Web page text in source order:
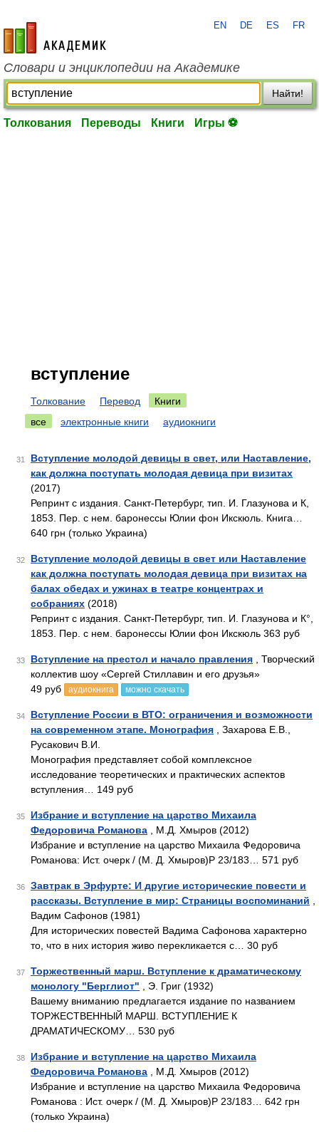
academic.ru
EN DE ES FR
Словари и энциклопедии на Академике
Найти!
Толкования Переводы Книги Игры ⚽
вступление
Толкование Перевод
Книги
все
электронные книги аудиокниги
31
Вступление молодой девицы в свет, или Наставление,
как должна поступать молодая девица при визитах
(2017)
Репринт с издания. Санкт-Петербург, тип. И. Глазунова и К,
1853. Пер. с нем. баронессы Юлии фон Икскюль. Книга…
640 грн (только Украина)
32
Вступление молодой девицы в свет или Наставление
как должна поступать молодая девица при визитах на
балах обедах и ужинах в театре концентрах и
собраниях (2018)
Репринт с издания. Санкт-Петербург, тип. И. Глазунова и К°,
1853. Пер. с нем. баронессы Юлии фон Икскюль 363 руб
33 Вступление на престол и начало правления , Творческий
коллектив шоу «Сергей Стиллавин и его друзья»
49 руб
аудиокнига можно скачать
34
Вступление России в ВТО: ограничения и возможности
на современном этапе. Монография , Захарова Е.В.,
Русакович В.И.
Монография представляет собой комплексное
исследование теоретических и практических аспектов
вступления… 149 руб
35
Избрание и вступление на царство Михаила
Федоровича Романова , М.Д. Хмыров (2012)
Избрание и вступление на царство Михаила Федоровича
Романова: Ист. очерк / (М. Д. Хмыров)P 23/183… 571 руб
36
Завтрак в Эрфурте: И другие исторические повести и
рассказы. Вступление в мир: Страницы воспоминаний
Вадим Сафонов (1981)
Для исторических повестей Вадима Сафонова характерно
то, что в них история живо перекликается с… 30 руб
37
Торжественный марш. Вступление к драматическому
монологу "Берглиот" , Э. Григ (1932)
Вашему вниманию предлагается издание по названием
ТОРЖЕСТВЕННЫЙ МАРШ. ВСТУПЛЕНИЕ К
ДРАМАТИЧЕСКОМУ… 530 руб
38
Избрание и вступление на царство Михаила
Федоровича Романова , М.Д. Хмыров (2012)
Избрание и вступление на царство Михаила Федоровича
Романова : Ист. очерк / (М. Д. Хмыров)P 23/183… 642 грн
(только Украина)